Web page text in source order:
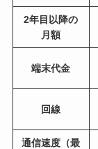
2年目以降の
月額
端末代金
回線
通信速度（最